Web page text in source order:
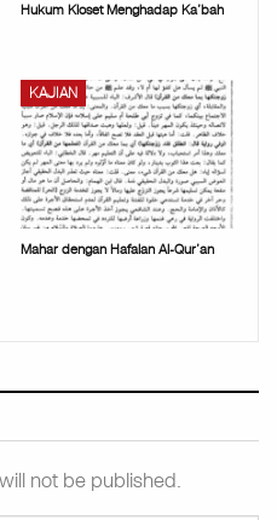
Hukum Kloset Menghadap Ka’bah
KAJIAN
Mahar dengan Hafalan Al-Qur’an
not be published.